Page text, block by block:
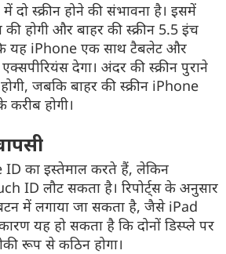
में दो स्क्रीन होने की संभावना है। इसमें
की होगी और बाहर की स्क्रीन 5.5 इंच
यह iPhone एक साथ टैबलेट और
एक्सपीरियंस देगा। अंदर की स्क्रीन पुराने
होगी, जबकि बाहर की स्क्रीन iPhone
करीब होगी।
ID का इस्तेमाल करते हैं, लेकिन
ID लौट सकता है। रिपोर्ट्स के अनुसार
में लगाया जा सकता है, जैसे iPad
यह हो सकता है कि दोनों डिस्प्ले पर
रूप से कठिन होगा।